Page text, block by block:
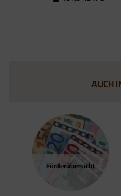
Förder­übersicht
AUCH